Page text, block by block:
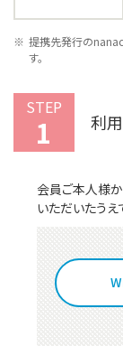
提携先発行の
す。
STEP
1 利
会員ご本人様
いただいたうえ